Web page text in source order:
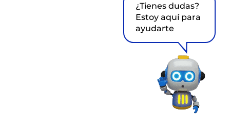
¿Tienes dudas?
Estoy aquí para
ayudarte